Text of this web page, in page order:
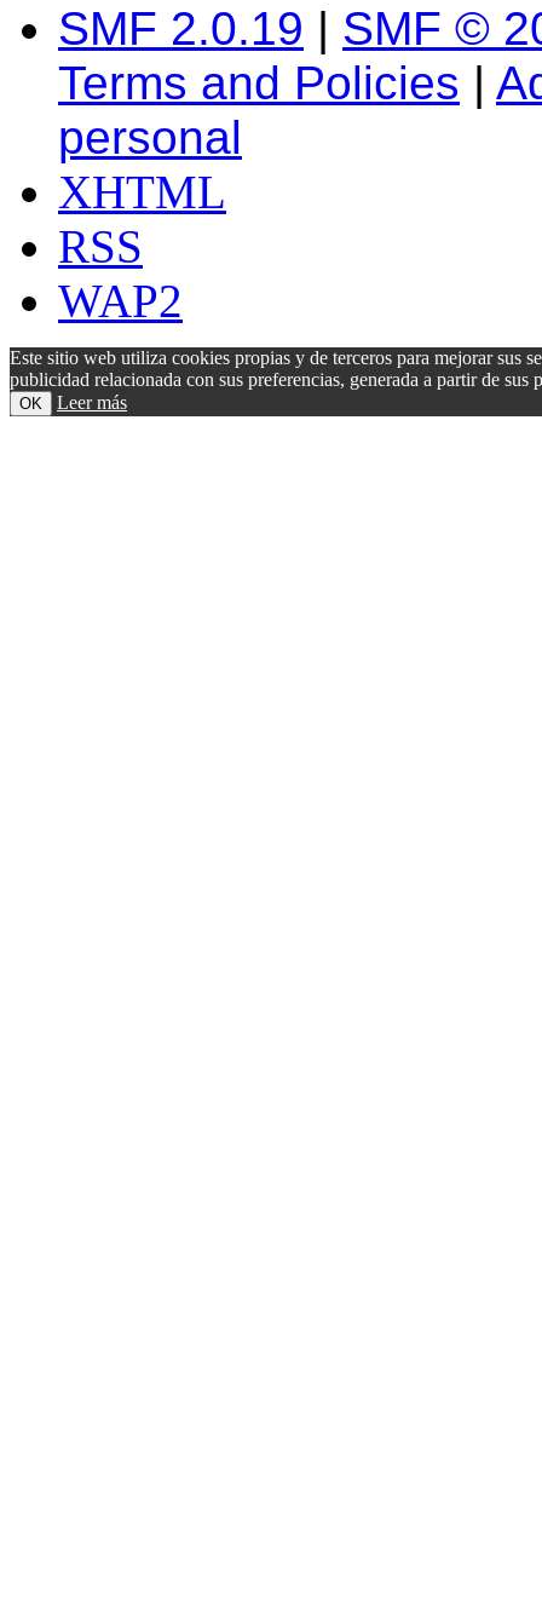
SMF 2.0.19 | SMF ©
Terms and Policies |
personal
XHTML
RSS
WAP2
Este sitio web utiliza cookies propias y de terceros para mejorar sus
publicidad relacionada con sus preferencias, generada a partir de
OK Leer más